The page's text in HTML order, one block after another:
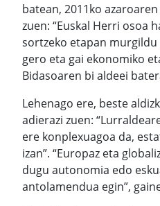
batean, 2011ko
zuen: “Euskal Herri osoa
sortzeko etapan
gero eta gai ekonomiko
Bidasoaren bi aldeei
Lehenago ere, beste
adierazi zuen:
ere konplexuagoa da,
izan”. “Europaz eta
dugu autonomia edo
antolamendua egin”,